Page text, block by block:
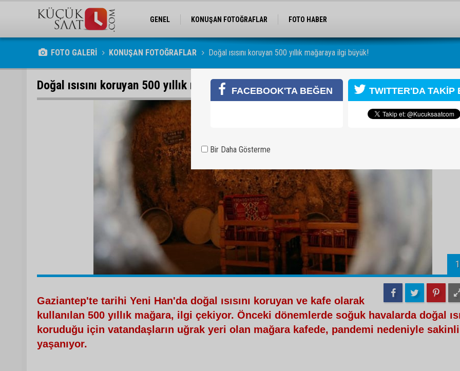
GENEL KONUŞAN FOTOĞRAFLAR FOTO HABER
FOTO GALERİ KONUŞAN FOTOĞRAFLAR Doğal ısısını koruyan 500 yıllık mağaraya ilgi büyük!
Doğal ısısını koruyan 500 yıllık mağaraya ilgi büyük!
1
Gaziantep'te tarihi Yeni Han'da doğal ısısını koruyan ve kafe olarak
kullanılan 500 yıllık mağara, ilgi çekiyor. Önceki dönemlerde soğuk havalarda doğal
koruduğu için vatandaşların uğrak yeri olan mağara kafede, pandemi nedeniyle
yaşanıyor.
FACEBOOK'TA BEĞEN TWITTER'DA TAKİP
Bir Daha Gösterme